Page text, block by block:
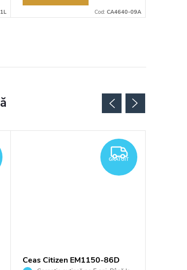
Cod: CA4640-09A
GRATUIT
GRATUIT
Ceas Citizen EM1150-86D